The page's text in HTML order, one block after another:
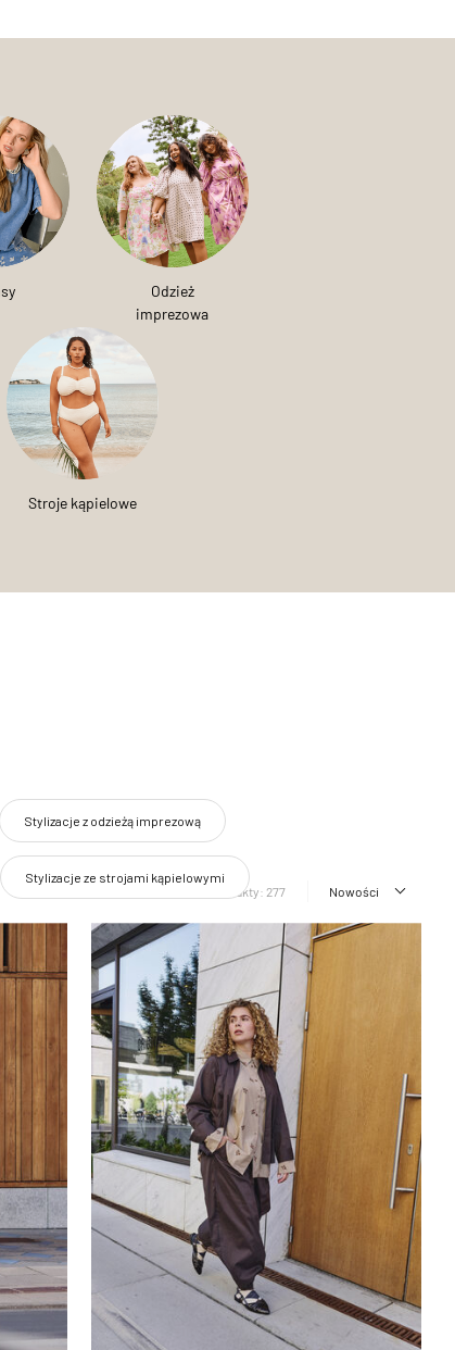
Odzież
imprezowa
Stroje kąpielowe
Stylizacje z odzieżą imprezową
Stylizacje ze strojami kąpielowymi
Produkty: 277 Nowości